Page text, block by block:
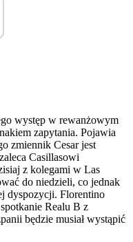
występ w rewanżowym
zapytania. Pojawia
zmiennik Cesar jest
Casillasowi
z kolegami w Las
do niedzieli, co jednak
dyspozycji. Florentino
Realu B z
będzie musiał wystąpić